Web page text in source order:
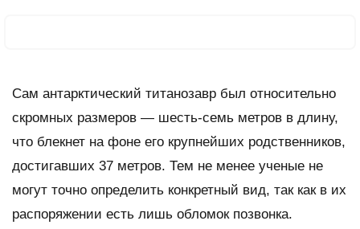
Сам антарктический титанозавр был относительно
скромных размеров — шесть-семь метров в длину,
что блекнет на фоне его крупнейших родственников,
достигавших 37 метров. Тем не менее ученые не
могут точно определить конкретный вид, так как в их
распоряжении есть лишь обломок позвонка.